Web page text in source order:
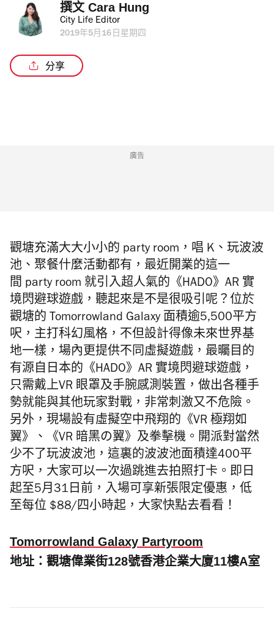
撰文 Cara Hung
City Life Editor
2019年5月16日星期四
分享
廣告
觀塘充滿大大小小的 party room，唱 K 、玩波波
池、聚餐什麼活動都有，最近開業的這一
間 party room 就引入超人氣的《HADO》AR 實
境閃避球遊戲，聽起來是不是很吸引呢？位於
觀塘的 Tomorrowland Galaxy 面積逾5,500平方
呎，主打科幻風格，不但設計得像未來世界基
地一樣，場內更提供不同虛擬遊戲，最曯目的
有源自日本的《HADO》AR 實境閃避球遊戲，
只需戴上VR 眼罩及手腕感測裝置，做出各種手
勢就能與其他玩家對戰，非常刺激又不危險。
另外，現場設有虛擬空中飛翔的《VR 極翔如
翼》、《VR 暗黑の翼》及拳擊機。開派對當然
少不了玩波波池，這裏的波波池面積達400平
方 呎，大家可以一次過跳進去拍照打卡。即日
起至5月31日前，入場可享新張限定優惠，低
至每位 $88/四小時起，大家快點去看看！
Tomorrowland Galaxy Partyroom
地址：觀塘偉業街128號香港企業大廈11樓A室